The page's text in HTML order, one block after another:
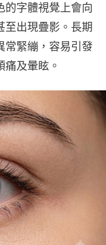
的字體視覺上會向
至出現疊影。長期
常緊繃，容易引發
及暈眩。